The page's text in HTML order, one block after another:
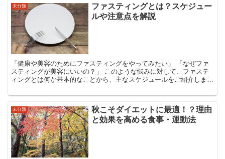
未分類
ファスティングとは？スケジュー
ルや注意点を解説
「健康や美容のためにファスティングをやってみたい」 「なぜファ
スティングが美容にいいの？」 このような悩みに対して、ファステ
ィングとは何か基本的なことから、主なスケジュールをご紹介しま
未分類
秋こそダイエットに最適！？理由
と効果を高める食事・運動法